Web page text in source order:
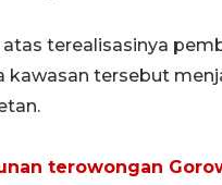
terealisasinya
kawasan tersebut
terowongan